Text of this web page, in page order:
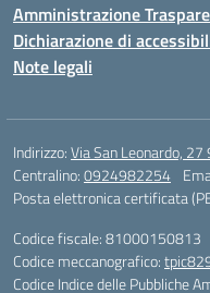
Amministrazione
Dichiarazione di
Note legali
Indirizzo:Via San Leonardo,
Centralino:0924982254
Posta elettronica certificata
Codice fiscale: 81000150813
Codice meccanografico:
Codice Indice delle Pubbliche